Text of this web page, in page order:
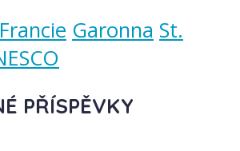
Francie Garonna St.
PŘÍSPĚVKY